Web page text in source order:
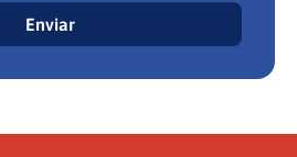
Enviar